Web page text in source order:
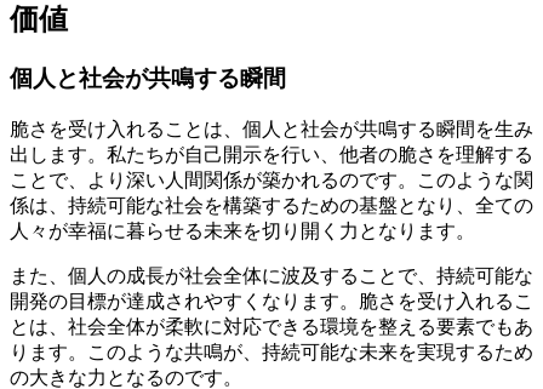
価値
個人と社会が共鳴する瞬間
脆さを受け入れることは、個人と社会が共鳴する瞬間を生み
出します。私たちが自己開示を行い、他者の脆さを理解する
ことで、より深い人間関係が築かれるのです。このような関
係は、持続可能な社会を構築するための基盤となり、全ての
人々が幸福に暮らせる未来を切り開く力となります。
また、個人の成長が社会全体に波及することで、持続可能な
開発の目標が達成されやすくなります。脆さを受け入れるこ
とは、社会全体が柔軟に対応できる環境を整える要素でもあ
ります。このような共鳴が、持続可能な未来を実現するため
の大きな力となるのです。